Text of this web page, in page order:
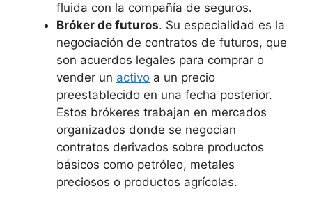
fluida con la compañía de seguros.
Bróker de futuros. Su especialidad es la
negociación de contratos de futuros, que
son acuerdos legales para comprar o
vender un activo a un precio
preestablecido en una fecha posterior.
Estos brókeres trabajan en mercados
organizados donde se negocian
contratos derivados sobre productos
básicos como petróleo, metales
preciosos o productos agrícolas.